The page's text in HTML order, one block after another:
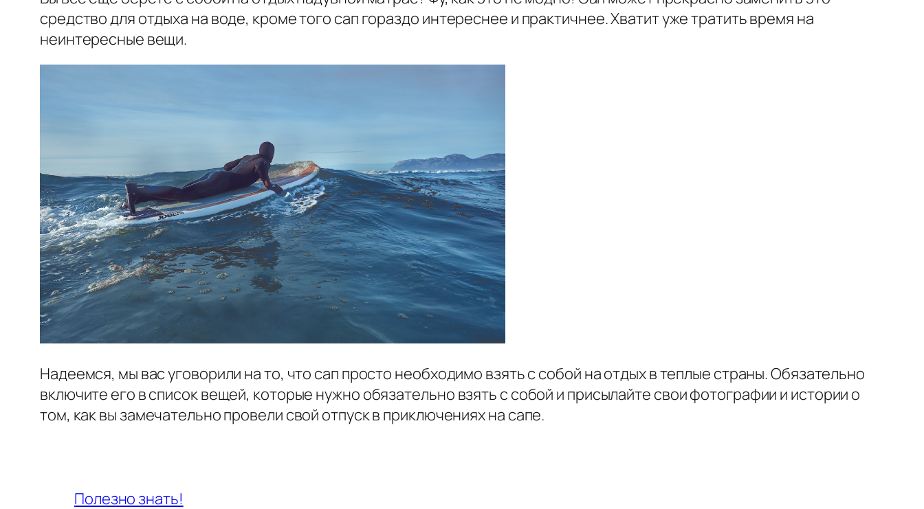
средство для отдыха на воде, кроме того сап гораздо интереснее и практичнее. Хватит уже тратить время на
неинтересные вещи.
Надеемся, мы вас уговорили на то, что сап просто необходимо взять с собой на отдых в теплые страны. Обязательно
включите его в список вещей, которые нужно обязательно взять с собой и присылайте свои фотографии и истории о
том, как вы замечательно провели свой отпуск в приключениях на сапе.
Полезно знать!